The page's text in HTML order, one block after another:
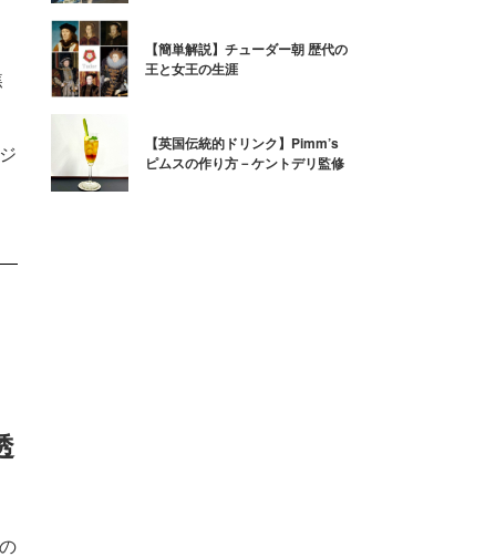
【簡単解説】チューダー朝 歴代の
王と女王の生涯
【英国伝統的ドリンク】Pimm’s
ピムスの作り方－ケントデリ監修